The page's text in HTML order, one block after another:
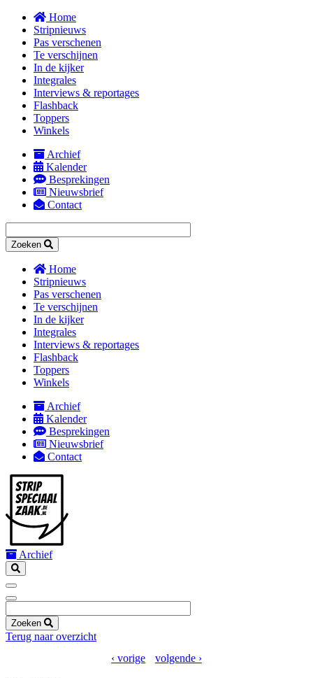
Overslaan
naar
inhoud
gaan
Home
Stripnieuws
Pas verschenen
Te verschijnen
In de kijker
Integrales
Interviews & reportages
Flashback
Toppers
Winkels
Secondary
navigation
Archief
Kalender
Besprekingen
Nieuwsbrief
Contact
Zoeken
Main
navigation
mobile
Home
Stripnieuws
Pas verschenen
Te verschijnen
In de kijker
Integrales
Interviews & reportages
Flashback
Toppers
Winkels
Secondary
navigation
Archief
Kalender
Besprekingen
Nieuwsbrief
Contact
Archief
Zoeken
Terug naar overzicht
‹ vorige
volgende ›